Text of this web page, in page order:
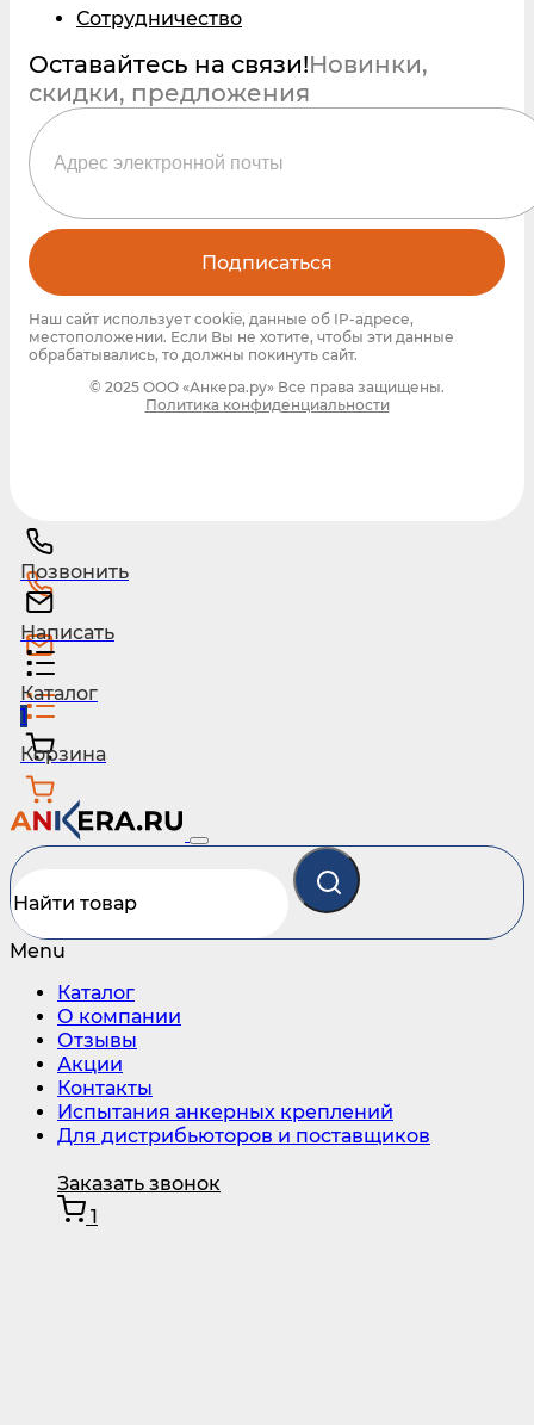
Сотрудничество
Оставайтесь на связи!Новинки,
скидки, предложения
Подписаться
Наш сайт использует cookie, данные об IP-адресе,
местоположении. Если Вы не хотите, чтобы эти данные
обрабатывались, то должны покинуть сайт.
© 2025 ООО «Анкера.ру» Все права защищены.
Политика конфиденциальности
Позвонить
Написать
Каталог
1
Корзина
Menu
Каталог
О компании
Отзывы
Акции
Контакты
Испытания анкерных креплений
Для дистрибьюторов и поставщиков
Заказать звонок
1